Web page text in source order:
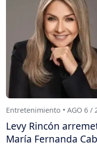
Entretenimiento • AGO 6 /
Levy Rincón
María Fernanda